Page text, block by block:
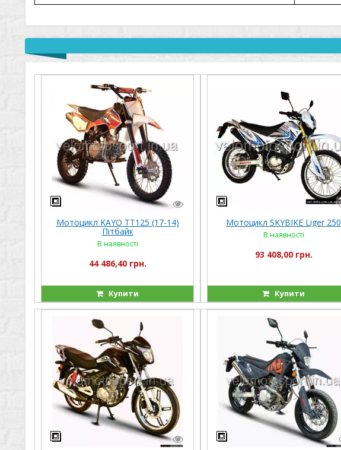
Мотоцикл KAYO TT125 (17-14)
Пітбайк
В наявності
44 486,40 грн.
Купити
Мотоцикл SKYBIKE Liger 250
В наявності
93 408,00 грн.
Купити